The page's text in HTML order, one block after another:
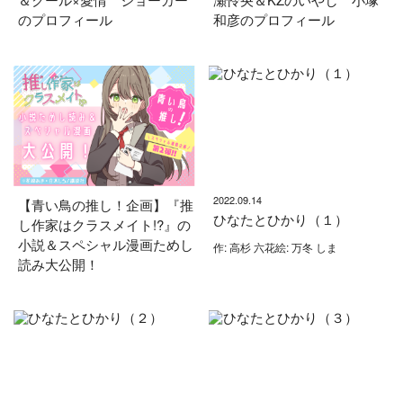
のプロフィール
和彦のプロフィール
【青い鳥の推し！企画】『推
し作家はクラスメイト!?』の
小説＆スペシャル漫画ためし
読み大公開！
2022.09.14
ひなたとひかり（１）
作: 高杉 六花絵: 万冬 しま